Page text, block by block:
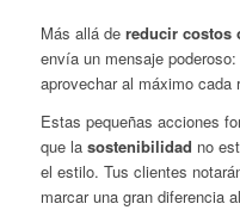
Más allá de reducir costos
envía un mensaje
aprovechar al máximo cada
Estas pequeñas acciones
que la sostenibilidad no
el estilo. Tus clientes
marcar una gran diferencia